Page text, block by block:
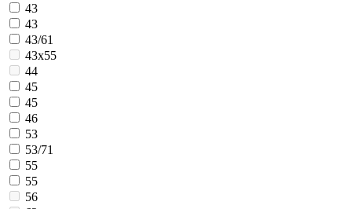
43
43
43/61
43х55
44
45
45
46
53
53/71
55
55
56